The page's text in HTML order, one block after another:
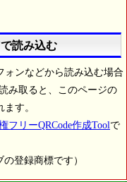
読み込む
ォンなどから読み込む場合
み取ると、このページの
す。
フリーQRCode作成Toolで
登録商標です）